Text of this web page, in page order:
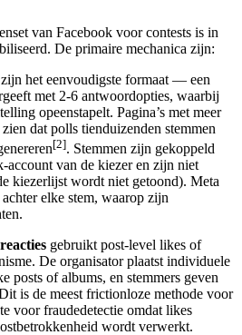
van Facebook voor contests is in
De primaire mechanica zijn:
zijn het eenvoudigste formaat — een
met 2-6 antwoordopties, waarbij
opeenstapelt. Pagina’s met meer
dat polls tienduizenden stemmen
[2]. Stemmen zijn gekoppeld
account van de kiezer en zijn niet
kiezerlijst wordt niet getoond). Meta
elke stem, waarop zijn
gebruikt post-level likes of
De organisator plaatst individuele
posts of albums, en stemmers geven
is de meest frictionloze methode voor
voor fraudedetectie omdat likes
wordt verwerkt.